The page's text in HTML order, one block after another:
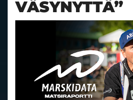
VÄSYNYTTÄ”